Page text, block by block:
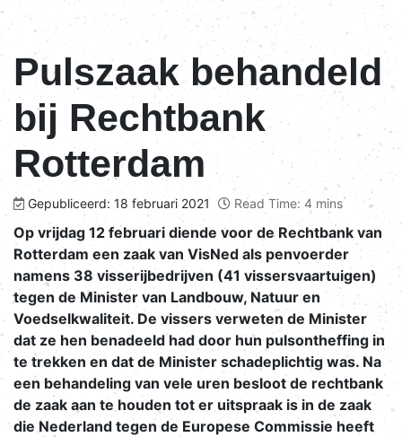
Pulszaak behandeld
bij Rechtbank
Rotterdam
Gepubliceerd: 18 februari 2021 Read Time: 4 mins
Op vrijdag 12 februari diende voor de Rechtbank van
Rotterdam een zaak van VisNed als penvoerder
namens 38 visserijbedrijven (41 vissersvaartuigen)
tegen de Minister van Landbouw, Natuur en
Voedselkwaliteit. De vissers verweten de Minister
dat ze hen benadeeld had door hun pulsontheffing in
te trekken en dat de Minister schadeplichtig was. Na
een behandeling van vele uren besloot de rechtbank
de zaak aan te houden tot er uitspraak is in de zaak
die Nederland tegen de Europese Commissie heeft